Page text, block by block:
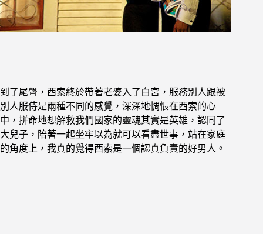
到了尾聲，西索終於帶著老婆入了白宮， 服務別人跟被
別人服侍是兩種不同的感覺，深深地惆悵在西索的心
中， 拼命地想解救我們國家的靈魂其實是英雄， 認同了
大兒子，陪著一起坐牢以為就可以看盡世事， 站在家庭
的角度上，我真的覺得西索是一個認真負責的好男人。